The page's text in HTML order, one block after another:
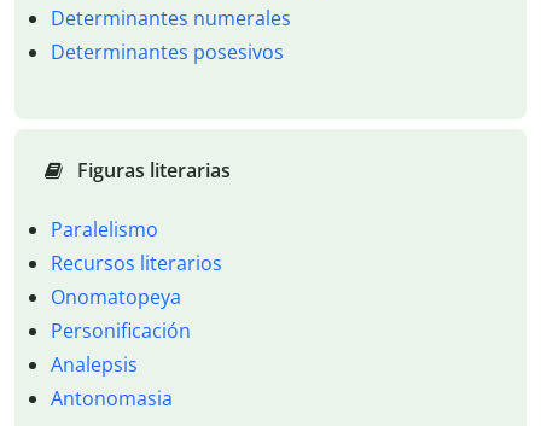
Determinantes numerales
Determinantes posesivos
Figuras literarias
Paralelismo
Recursos literarios
Onomatopeya
Personificación
Analepsis
Antonomasia